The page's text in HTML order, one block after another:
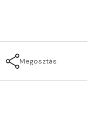
Megosztás